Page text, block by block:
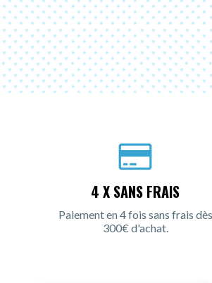
4 X SANS FRAIS
Paiement en 4 fois sans frais dès
300€ d'achat.